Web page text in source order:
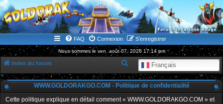
WWW.GOLDORAKGO.COM
le site de la Lune Rouge
FAQ Connexion S’enregistrer
Nous sommes le ven. août 07, 2026 17:14 pm
Index du forum Français
e
c
h
WWW.GOLDORAKGO.COM - Politique de confidentialité
Cette politique explique en détail comment « WWW.GOLDORAKGO.COM » et